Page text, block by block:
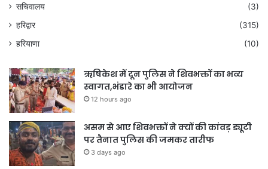
सचिवालय
(3)
हरिद्वार
(315)
हरियाणा
(10)
ऋषिकेश में दून पुलिस ने शिवभक्तों का भव्य
स्वागत,भंडारे का भी आयोजन
12 hours ago
असम से आए शिवभक्तों ने क्यों की कांवड़ ड्यूटी
पर तैनात पुलिस की जमकर तारीफ
3 days ago